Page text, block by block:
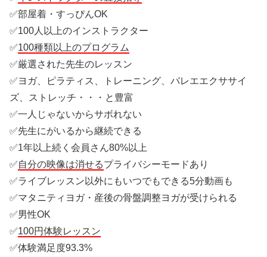
✅部屋着・すっぴんOK
✅100人以上のインストラクター
✅100種類以上のプログラム
✅厳選された先生のレッスン
✅ヨガ、ピラティス、トレーニング、バレエエクササイ
ズ、ストレッチ・・・と豊富
✅一人じゃないからサボれない
✅先生にがいるから継続できる
✅1年以上続く会員さん80%以上
✅自分の映像は消せるプライバシーモードあり
✅ライブレッスン以外にもいつでもできる5分動画も
✅マタニティヨガ・産後の骨盤調整ヨガが受けられる
✅男性OK
✅100円体験レッスン
✅体験満足度93.3%